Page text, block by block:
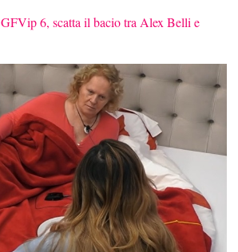
GFVip 6, scatta il bacio tra Alex Belli e